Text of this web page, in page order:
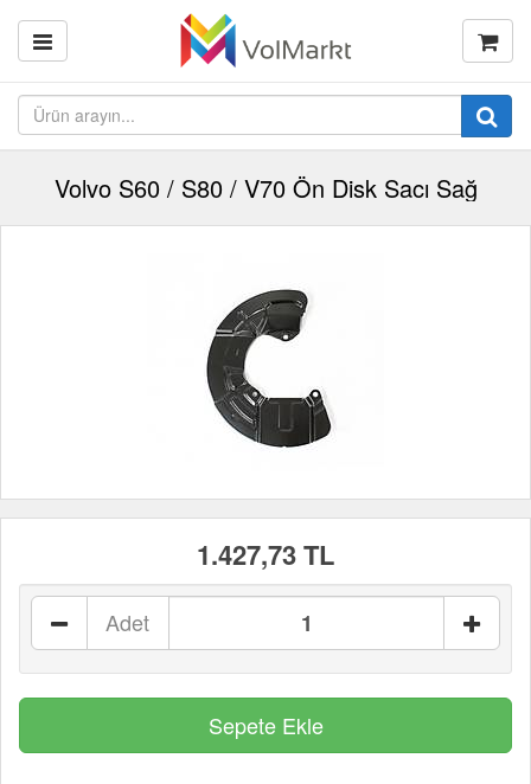
Volvo S60 / S80 / V70 Ön Disk Sacı Sağ
1.427,73 TL
Adet